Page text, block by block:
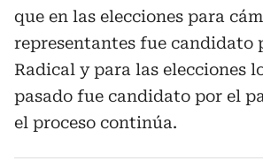
que en las elecciones para
representantes fue candidato
Radical y para las elecciones
pasado fue candidato por el
el proceso continúa.